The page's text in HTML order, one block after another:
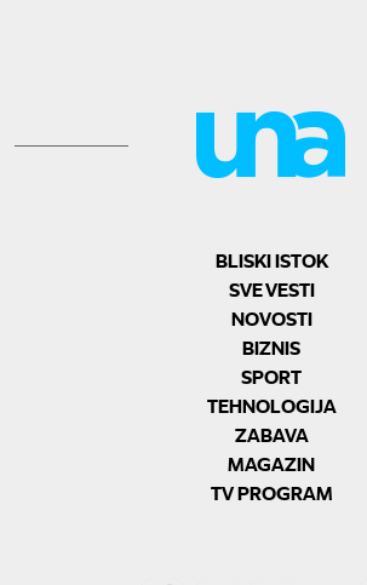
BLISKI ISTOK
SVE VESTI
NOVOSTI
BIZNIS
SPORT
TEHNOLOGIJA
ZABAVA
MAGAZIN
TV PROGRAM